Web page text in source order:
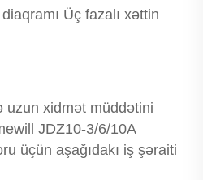
Üç fazalı xəttin
uzun xidmət müddətini
JDZ10-3/6/10A
üçün aşağıdakı iş şəraiti